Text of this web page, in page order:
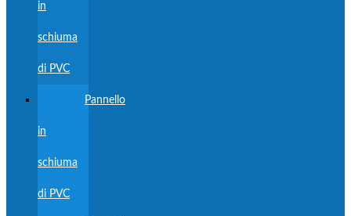
in
schiuma
di PVC
Pannello
in
schiuma
di PVC